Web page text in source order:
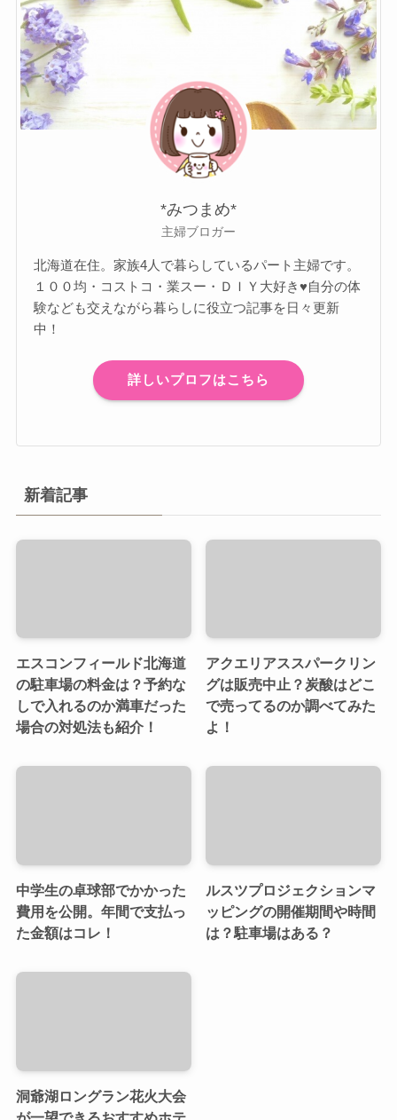
*みつまめ*
主婦ブロガー
北海道在住。家族4人で暮らしているパート主婦です。
１００均・コストコ・業スー・ＤＩＹ大好き♥自分の体
験なども交えながら暮らしに役立つ記事を日々更新
中！
詳しいプロフはこちら
新着記事
エスコンフィールド北海道
の駐車場の料金は？予約な
しで入れるのか満車だった
場合の対処法も紹介！
アクエリアススパークリン
グは販売中止？炭酸はどこ
で売ってるのか調べてみた
よ！
中学生の卓球部でかかった
費用を公開。年間で支払っ
た金額はコレ！
ルスツプロジェクションマ
ッピングの開催期間や時間
は？駐車場はある？
洞爺湖ロングラン花火大会